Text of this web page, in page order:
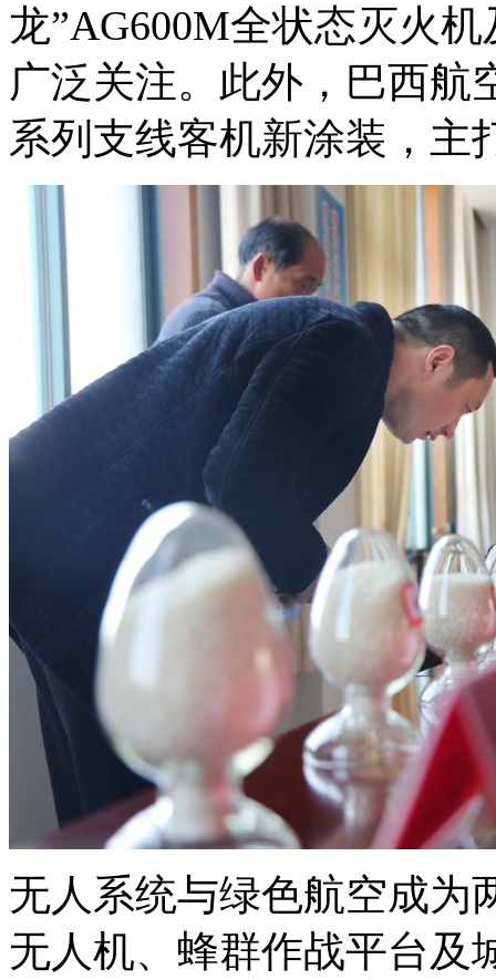
龙”AG600M全状态灭火
广泛关注。此外，巴西航
系列支线客机新涂装，主
无人系统与绿色航空成为
无人机、蜂群作战平台及